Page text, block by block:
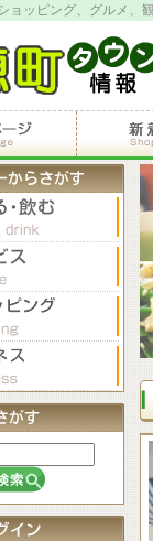
ョッピング、グルメ、